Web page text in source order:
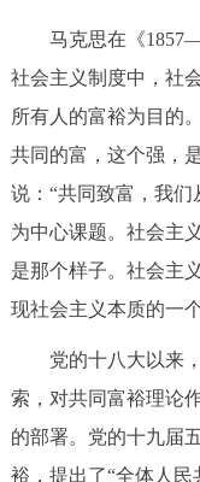
马克思在《
社会主义制度中，社
所有人的富裕为目的
共同的富，这个强，
说：“共同致富，我
为中心课题。社会主
是那个样子。社会主
现社会主义本质的一
党的十八大以来，
索，对共同富裕理论
的部署。党的十九届
裕，提出了“全体人